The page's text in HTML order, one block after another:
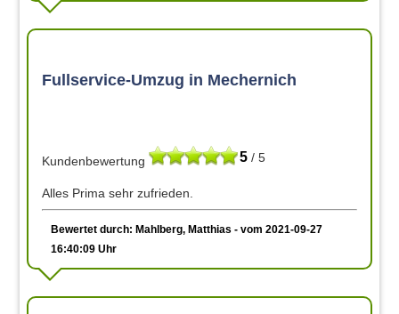
Fullservice-Umzug in Mechernich
5 / 5
Kundenbewertung
Alles Prima sehr zufrieden.
Bewertet durch: Mahlberg, Matthias - vom 2021-09-27
16:40:09 Uhr